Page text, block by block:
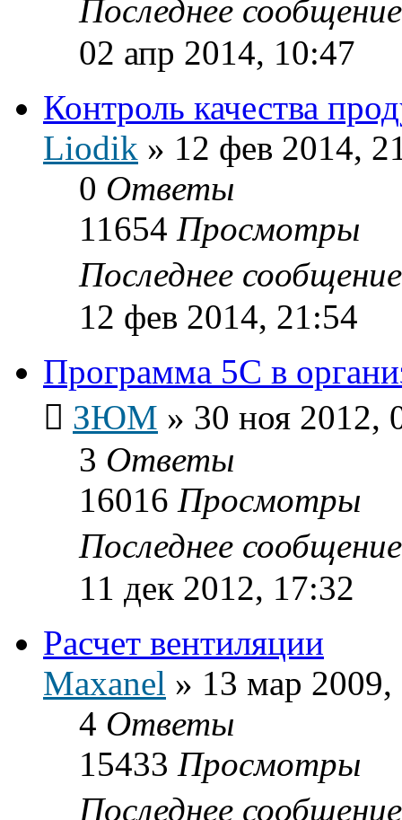
Последнее
02 апр 2014, 10:47
Контроль качества
Liodik » 12 фев 2014,
0 Ответы
11654 Просмотры
Последнее
12 фев 2014, 21:54
Программа 5С в
ЗЮМ » 30 ноя 2012,
3 Ответы
16016 Просмотры
Последнее
11 дек 2012, 17:32
Расчет вентиляции
Maxanel » 13 мар
4 Ответы
15433 Просмотры
Последнее